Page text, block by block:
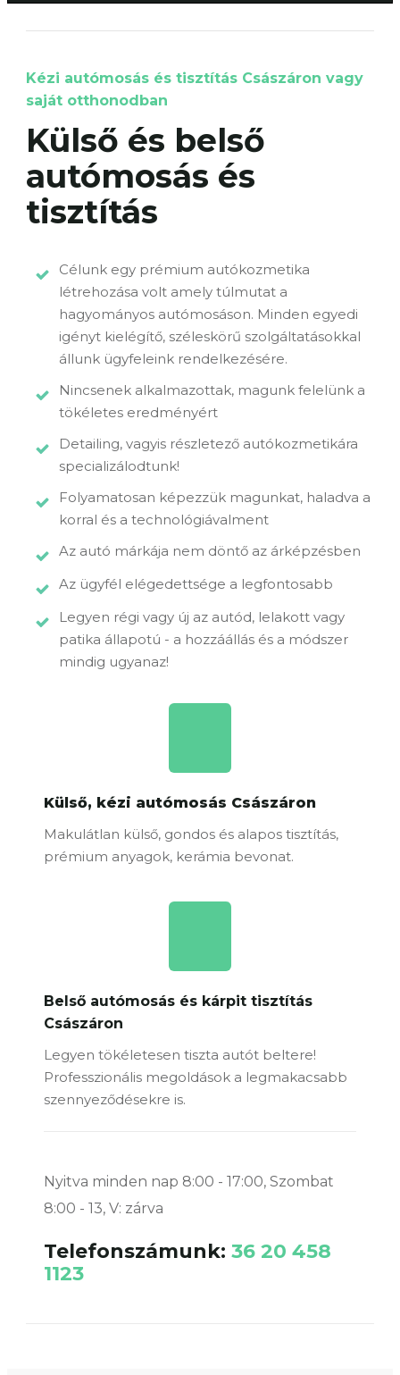
Kézi autómosás és tisztítás Császáron vagy
saját otthonodban
Külső és belső
autómosás és
tisztítás
Célunk egy prémium autókozmetika
létrehozása volt amely túlmutat a
hagyományos autómosáson. Minden egyedi
igényt kielégítő, széleskörű szolgáltatásokkal
állunk ügyfeleink rendelkezésére.
Nincsenek alkalmazottak, magunk felelünk a
tökéletes eredményért
Detailing, vagyis részletező autókozmetikára
specializálodtunk!
Folyamatosan képezzük magunkat, haladva a
korral és a technológiávalment
Az autó márkája nem döntő az árképzésben
Az ügyfél elégedettsége a legfontosabb
Legyen régi vagy új az autód, lelakott vagy
patika állapotú - a hozzáállás és a módszer
mindig ugyanaz!
Külső, kézi autómosás Császáron
Makulátlan külső, gondos és alapos tisztítás,
prémium anyagok, kerámia bevonat.
Belső autómosás és kárpit tisztítás
Császáron
Legyen tökéletesen tiszta autót beltere!
Professzionális megoldások a legmakacsabb
szennyeződésekre is.
Nyitva minden nap 8:00 - 17:00, Szombat
8:00 - 13, V: zárva
Telefonszámunk: 36 20 458
1123